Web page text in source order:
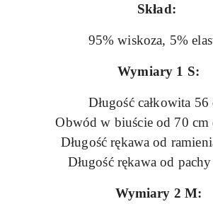
Skład:
95% wiskoza, 5%
Wymiary 1 S:
Długość całkowita 56
Obwód w biuście od 70 cm
Długość rękawa od
Długość rękawa od
Wymiary 2 M: